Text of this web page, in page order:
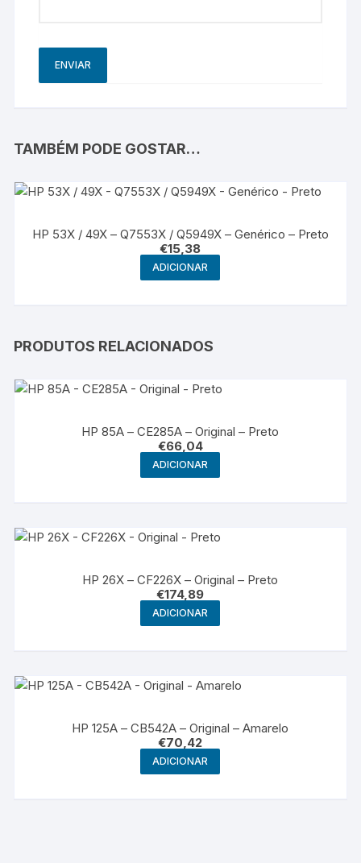
TAMBÉM PODE GOSTAR…
HP 53X / 49X – Q7553X / Q5949X – Genérico – Preto
€15,38
ADICIONAR
PRODUTOS RELACIONADOS
HP 85A – CE285A – Original – Preto
€66,04
ADICIONAR
HP 26X – CF226X – Original – Preto
€174,89
ADICIONAR
HP 125A – CB542A – Original – Amarelo
€70,42
ADICIONAR